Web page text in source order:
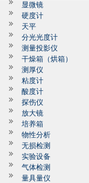
显微镜
硬度计
天平
分光光度计
测量投影仪
干燥箱（烘箱）
测厚仪
粘度计
酸度计
探伤仪
放大镜
培养箱
物性分析
无损检测
实验设备
气体检测
量具量仪